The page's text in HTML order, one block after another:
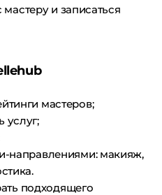
и записаться
мастеров;
услуг;
направлениями: макияж,
подходящего